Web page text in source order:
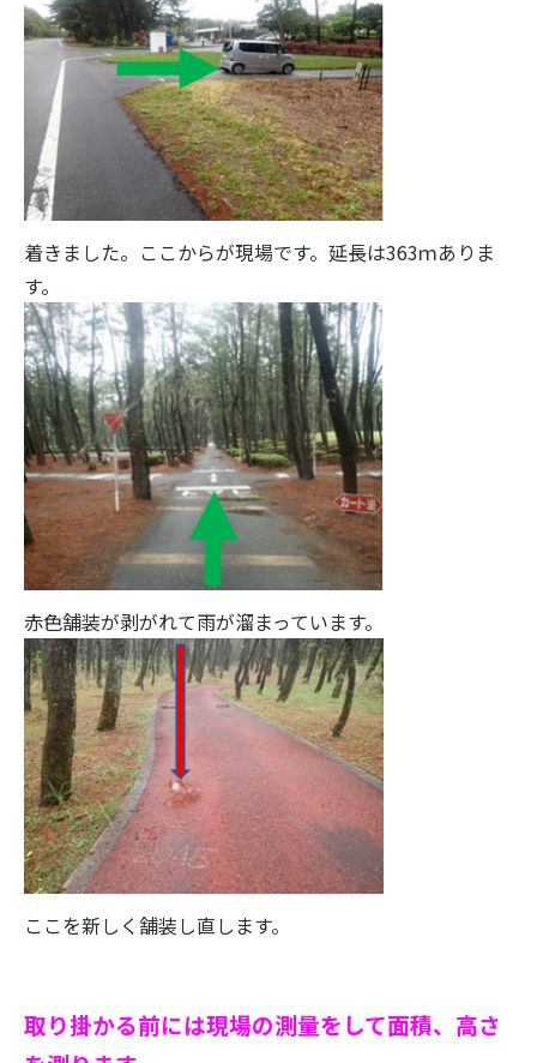
着きました。ここからが現場です。延長は363ｍありま
す。
赤色舗装が剥がれて雨が溜まっています。
ここを新しく舗装し直します。
取り掛かる前には現場の測量をして面積、高さ